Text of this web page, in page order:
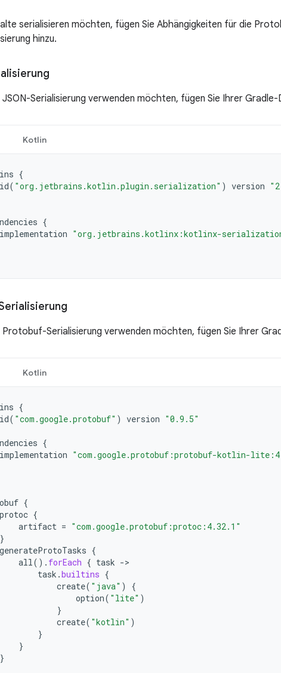
serialisieren möchten, fügen Sie Abhängigkeiten für die
hinzu.
JSON-Serialisierung verwenden möchten, fügen Sie Ihrer
Kotlin
{
id( "org.jetbrains.kotlin.plugin.serialization" ) version
{
implementation "org.jetbrains.kotlinx:kotlinx-
Protobuf-Serialisierung verwenden möchten, fügen Sie Ihrer
Kotlin
{
id( "com.google.protobuf" ) version "0.9.5"
{
implementation "com.google.protobuf:protobuf-kotlin-
{
protoc {
artifact = "com.google.protobuf:protoc:4.32.1"
}
generateProtoTasks {
all(). forEach { task ->
task .builtins {
create( "java" )
{
option( "lite" )
}
create( "kotlin" )
}
}
}